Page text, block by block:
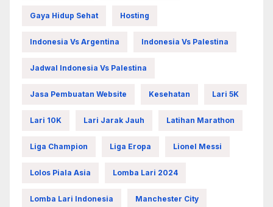
Gaya Hidup Sehat Hosting
Indonesia Vs Argentina Indonesia Vs Palestina
Jadwal Indonesia Vs Palestina
Jasa Pembuatan Website Kesehatan Lari 5K
Lari 10K Lari Jarak Jauh Latihan Marathon
Liga Champion Liga Eropa Lionel Messi
Lolos Piala Asia Lomba Lari 2024
Lomba Lari Indonesia Manchester City